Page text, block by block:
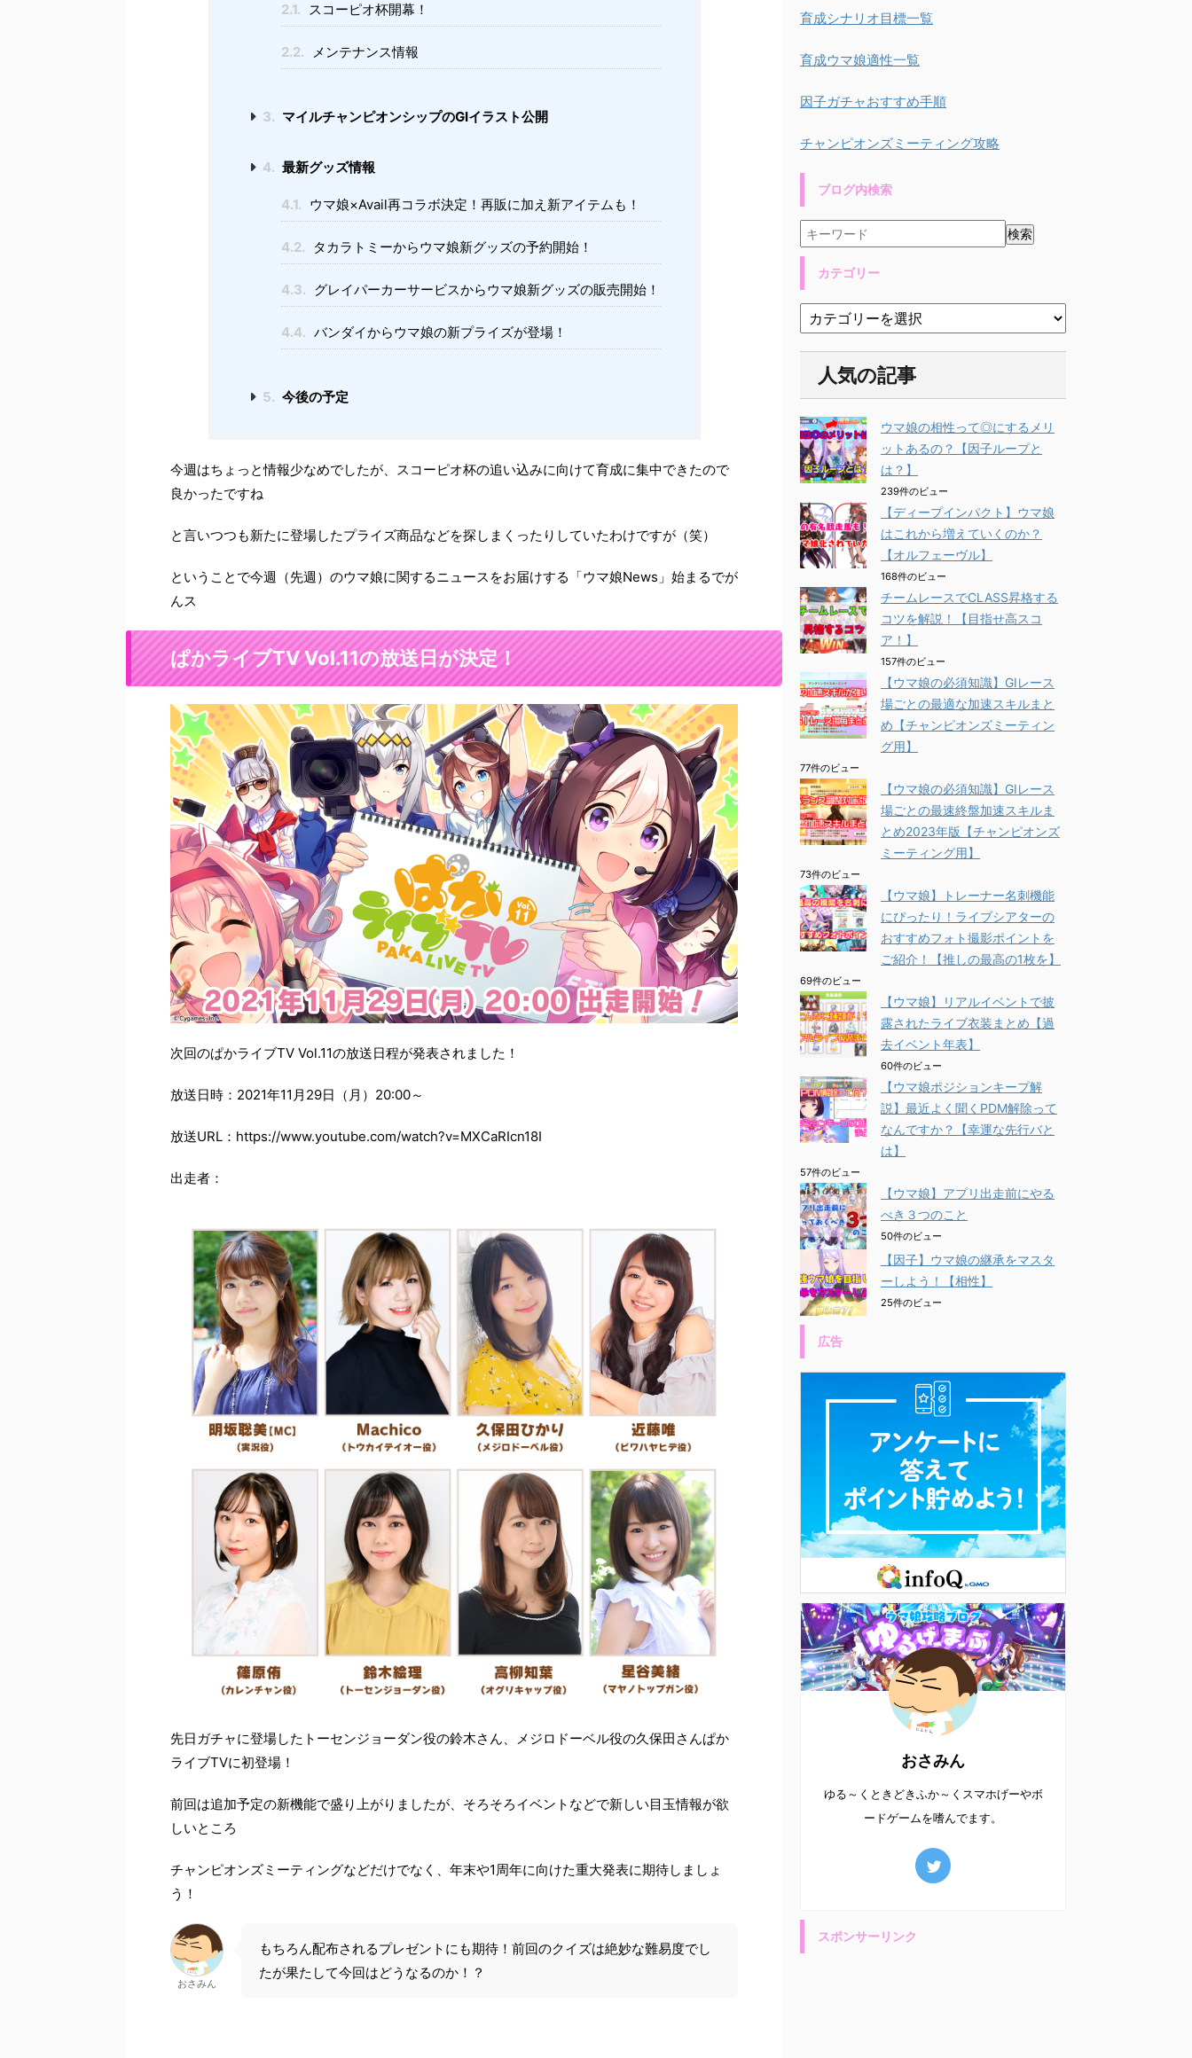
2.1. スコーピオ杯開幕！
2.2. メンテナンス情報
3. マイルチャンピオンシップのGⅠイラスト公開
4. 最新グッズ情報
4.1. ウマ娘×Avail再コラボ決定！再販に加え新アイテムも！
4.2. タカラトミーからウマ娘新グッズの予約開始！
4.3. グレイパーカーサービスからウマ娘新グッズの販売開始！
4.4. バンダイからウマ娘の新プライズが登場！
5. 今後の予定
今週はちょっと情報少なめでしたが、スコーピオ杯の追い込みに向けて育成に集中できたので
良かったですね
と言いつつも新たに登場したプライズ商品などを探しまくったりしていたわけですが（笑）
ということで今週（先週）のウマ娘に関するニュースをお届けする「ウマ娘News」始まるでが
んス
ぱかライブTV Vol.11の放送日が決定！
次回のぱかライブTV Vol.11の放送日程が発表されました！
放送日時：2021年11月29日（月）20:00～
放送URL：https://www.youtube.com/watch?v=MXCaRIcn18I
出走者：
先日ガチャに登場したトーセンジョーダン役の鈴木さん、メジロドーベル役の久保田さんぱか
ライブTVに初登場！
前回は追加予定の新機能で盛り上がりましたが、そろそろイベントなどで新しい目玉情報が欲
しいところ
チャンピオンズミーティングなどだけでなく、年末や1周年に向けた重大発表に期待しましょ
う！
おさみん
もちろん配布されるプレゼントにも期待！前回のクイズは絶妙な難易度でし
たが果たして今回はどうなるのか！？
育成シナリオ目標一覧
育成ウマ娘適性一覧
因子ガチャおすすめ手順
チャンピオンズミーティング攻略
ブログ内検索
カテゴリー
人気の記事
ウマ娘の相性って◎にするメリ
ットあるの？【因子ループと
は？】
239件のビュー
【ディープインパクト】ウマ娘
はこれから増えていくのか？
【オルフェーヴル】
168件のビュー
チームレースでCLASS昇格する
コツを解説！【目指せ高スコ
ア！】
157件のビュー
【ウマ娘の必須知識】GⅠレース
場ごとの最適な加速スキルまと
め【チャンピオンズミーティン
グ用】
77件のビュー
【ウマ娘の必須知識】GⅠレース
場ごとの最速終盤加速スキルま
とめ2023年版【チャンピオンズ
ミーティング用】
73件のビュー
【ウマ娘】トレーナー名刺機能
にぴったり！ライブシアターの
おすすめフォト撮影ポイントを
ご紹介！【推しの最高の1枚を】
69件のビュー
【ウマ娘】リアルイベントで披
露されたライブ衣装まとめ【過
去イベント年表】
60件のビュー
【ウマ娘ポジションキープ解
説】最近よく聞くPDM解除って
なんですか？【幸運な先行バと
は】
57件のビュー
【ウマ娘】アプリ出走前にやる
べき３つのこと
50件のビュー
【因子】ウマ娘の継承をマスタ
ーしよう！【相性】
25件のビュー
広告
おさみん
ゆる～くときどきふか～くスマホげーやボ
ードゲームを嗜んでます。
スポンサーリンク